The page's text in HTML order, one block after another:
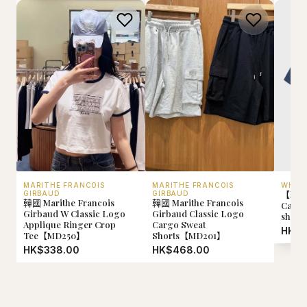
MARITHE FRANCOIS
GIRBAUD
韓國 Marithe Francois
Girbaud W Classic Logo
Applique Ringer Crop
Tee【MD250】
HK$338.00
MARITHE FRANCOIS
GIRBAUD
韓國 Marithe Francois
Girbaud Classic Logo
Cargo Sweat
Shorts【MD201】
HK$468.00
【現
shirt